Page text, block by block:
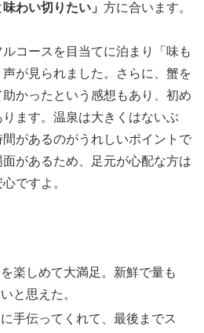
わい切りたい」 方に合います。
コースを目当てに泊まり「味も
が見られました。さらに、蟹を
かったという感想もあり、初め
ます。温泉は大きくはないぶ
があるのがうれしいポイントで
があるため、足元が心配な方は
ですよ。
楽しめて大満足。新鮮で量も
と思えた。
手伝ってくれて、最後までス